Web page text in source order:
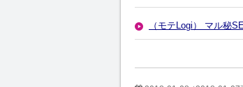
（モテLogi） マル秘